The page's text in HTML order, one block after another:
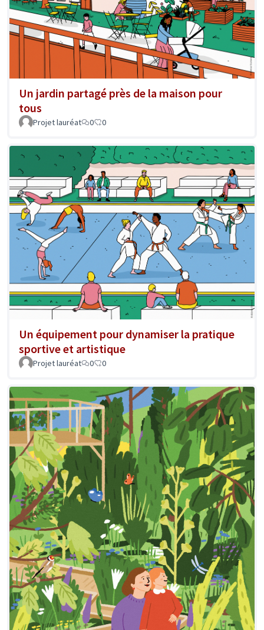
Un jardin partagé près de la maison pour
tous
Projet lauréat 0 0
Un équipement pour dynamiser la pratique
sportive et artistique
Projet lauréat 0 0